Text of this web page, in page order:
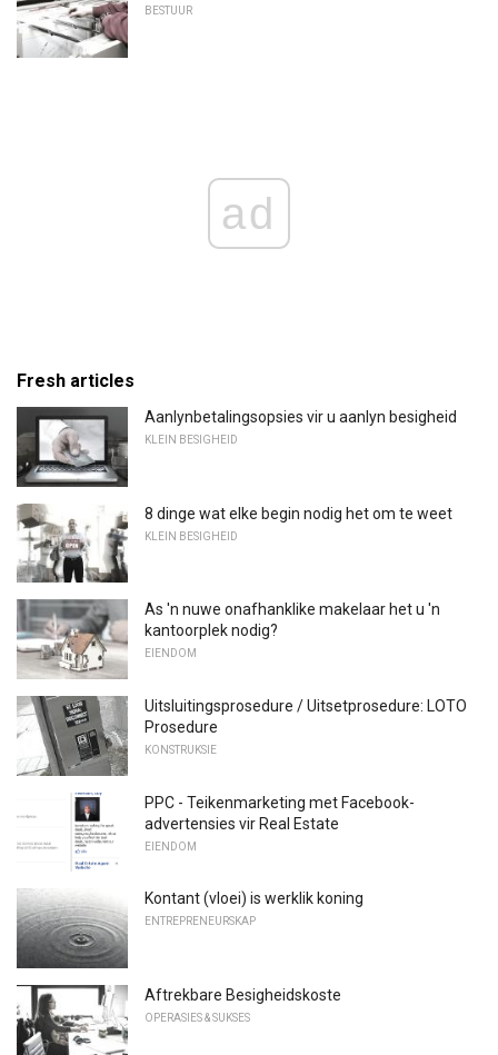
BESTUUR
ad
Fresh articles
Aanlynbetalingsopsies vir u aanlyn besigheid
KLEIN BESIGHEID
8 dinge wat elke begin nodig het om te weet
KLEIN BESIGHEID
As 'n nuwe onafhanklike makelaar het u 'n
kantoorplek nodig?
EIENDOM
Uitsluitingsprosedure / Uitsetprosedure: LOTO
Prosedure
KONSTRUKSIE
PPC - Teikenmarketing met Facebook-
advertensies vir Real Estate
EIENDOM
Kontant (vloei) is werklik koning
ENTREPRENEURSKAP
Aftrekbare Besigheidskoste
OPERASIES & SUKSES